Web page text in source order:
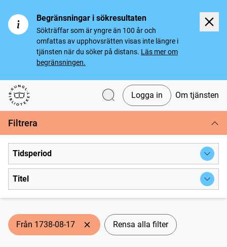
Begränsningar i sökresultaten
Sökträffar som är yngre än 100 år och
omfattas av upphovsrätten visas inte längre i
tjänsten när du söker på distans. Läs mer om
begränsningen.
Svenska tidningar
Logga in Om tjänsten
Filtrera
Tidsperiod
Titel
Från 1738-08-17 Rensa alla filter